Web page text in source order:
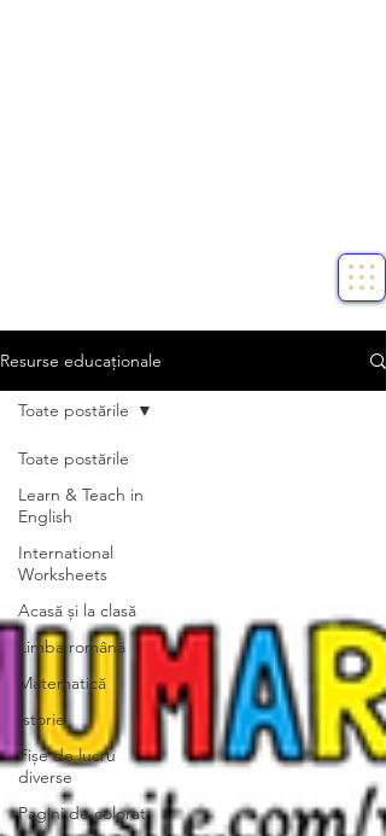
Resurse educaționale
Toate postările
Learn & Teach in
English
International
Worksheets
Acasă și la clasă
Limba română
Matematică
Istorie
Fișe de lucru
diverse
Pagini de colorat
Toate postările